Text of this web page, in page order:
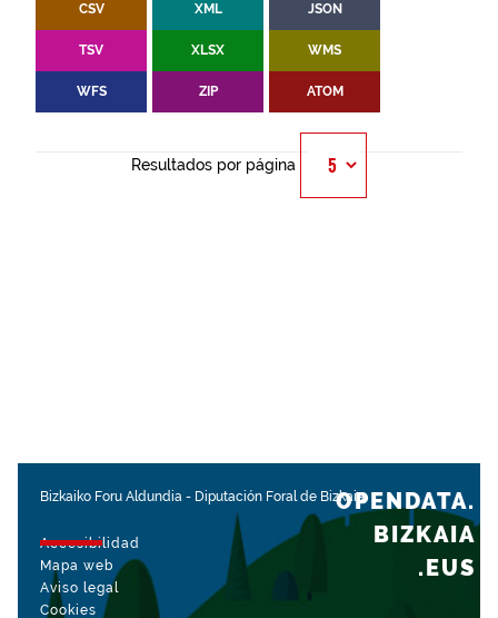
CSV XML JSON
TSV XLSX WMS
WFS ZIP ATOM
Resultados por página
Bizkaiko Foru Aldundia - Diputación Foral de Bizkaia
Accesibilidad
Mapa web
Aviso legal
Cookies
OPENDATA.
BIZKAIA
.EUS